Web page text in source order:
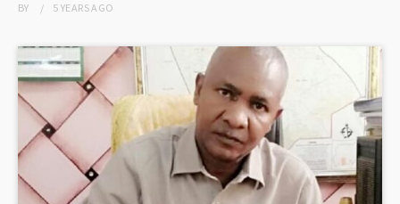
BY 5 YEARSAGO